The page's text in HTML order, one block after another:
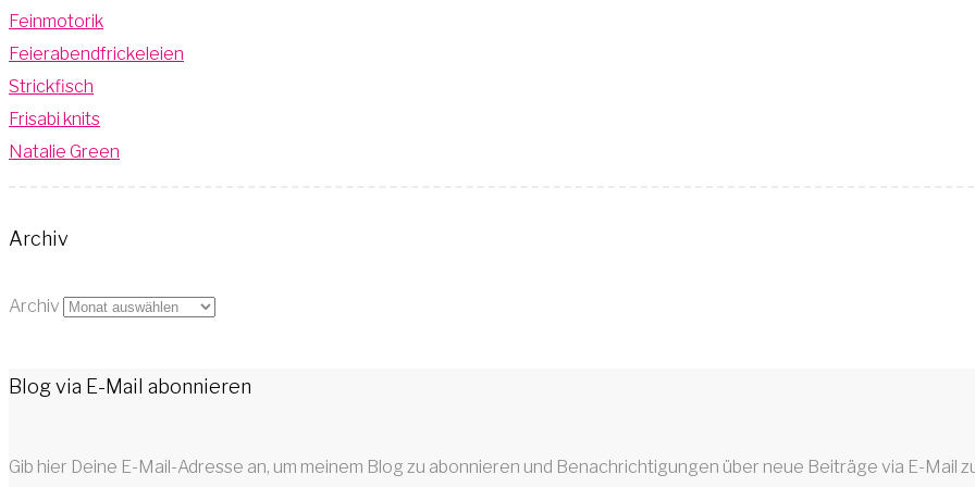
Feinmotorik
Feierabendfrickeleien
Strickfisch
Frisabi knits
Natalie Green
Archiv
Archiv
Blog via E-Mail abonnieren
Gib hier Deine E-Mail-Adresse an, um meinem Blog zu abonnieren und Benachrichtigungen über neue Beiträge via E-Mail